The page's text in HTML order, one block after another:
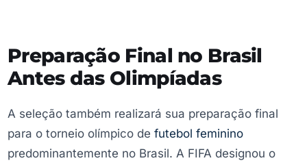
Preparação Final no Brasil
Antes das Olimpíadas
A seleção também realizará sua preparação final
para o torneio olímpico de futebol feminino
predominantemente no Brasil. A FIFA designou o